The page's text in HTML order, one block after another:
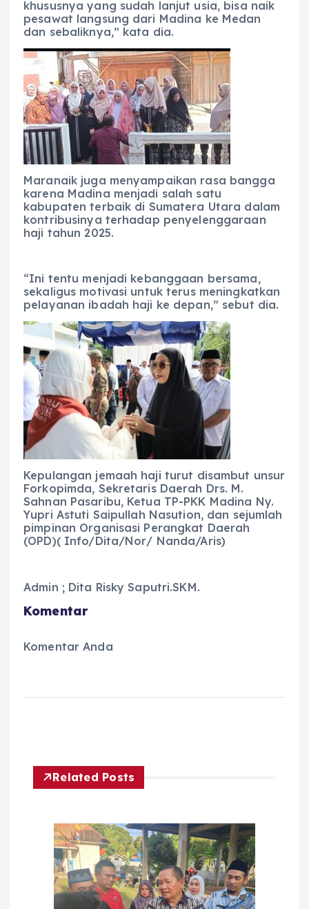
khususnya yang sudah lanjut usia, bisa naik
pesawat langsung dari Madina ke Medan
dan sebaliknya,” kata dia.
Maranaik juga menyampaikan rasa bangga
karena Madina menjadi salah satu
kabupaten terbaik di Sumatera Utara dalam
kontribusinya terhadap penyelenggaraan
haji tahun 2025.
“Ini tentu menjadi kebanggaan bersama,
sekaligus motivasi untuk terus meningkatkan
pelayanan ibadah haji ke depan,” sebut dia.
Kepulangan jemaah haji turut disambut unsur
Forkopimda, Sekretaris Daerah Drs. M.
Sahnan Pasaribu, Ketua TP-PKK Madina Ny.
Yupri Astuti Saipullah Nasution, dan sejumlah
pimpinan Organisasi Perangkat Daerah
(OPD)( Info/Dita/Nor/ Nanda/Aris)
Admin ; Dita Risky Saputri.SKM.
Komentar
Komentar Anda
Related Posts